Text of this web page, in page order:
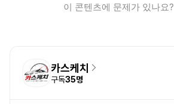
이 콘텐츠에 문제가 있나요?
카스케치
구독35명